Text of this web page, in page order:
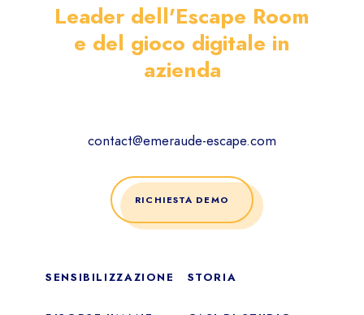
Leader dell'Escape Room
e del gioco digitale in
azienda
contact@emeraude-escape.com
RICHIESTA DEMO
SENSIBILIZZAZIONE STORIA